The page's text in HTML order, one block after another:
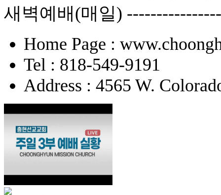
새벽예배(매일)
Home Page :
Tel : 818-549-9191
Address : 4565 W.